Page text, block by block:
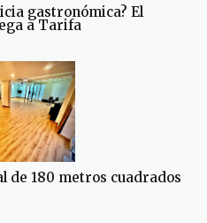
gastronómica? El
a Tarifa
de 180 metros cuadrados